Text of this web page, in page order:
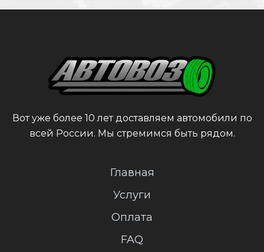
Вот уже более 10 лет доставляем автомобили по
всей России. Мы стремимся быть рядом.
Главная
Услуги
Оплата
FAQ